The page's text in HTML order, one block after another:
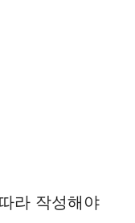
라 작성해야